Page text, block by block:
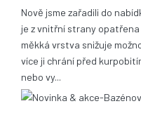
Nově jsme zařadili do
je z vnitřní strany
měkká vrstva snižuje
více ji chrání před
nebo vy...